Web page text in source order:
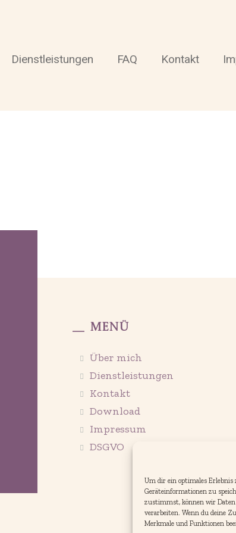
Um dir ein optimales Erlebnis
Geräteinformationen zu
zustimmst, können wir Daten
verarbeiten. Wenn du deine
Merkmale und Funktionen
Dienstleistungen FAQ Kontakt
Menü
Über mich
Dienstleistungen
Kontakt
Download
Impressum
DSGVO